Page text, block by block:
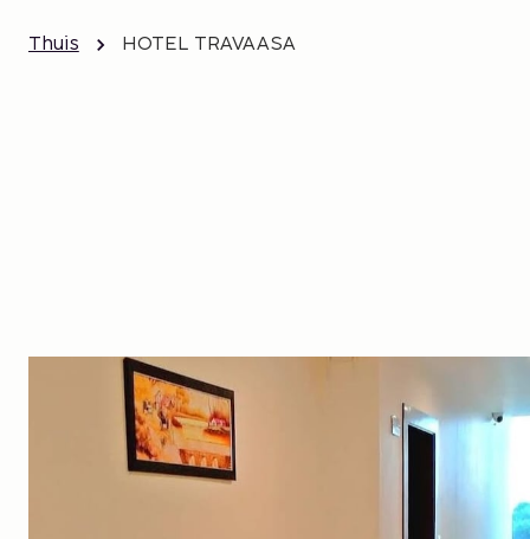
Thuis HOTEL TRAVAASA